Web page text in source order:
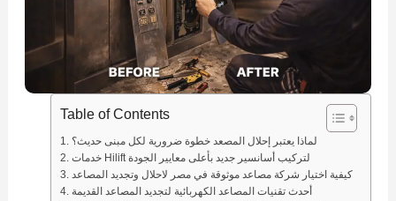
Table of Contents
لماذا يعتبر إحلال المصعد خطوة ضرورية لكل مبنى حديث؟
خدمات Hilift لتركيب أسانسير جديد بأعلى معايير الجودة
كيفية اختيار شركة مصاعد موثوقة في مصر لاحلال وتجديد المصاعد
أحدث تقنيات المصاعد الكهربائية لتجديد المصاعد القديمة